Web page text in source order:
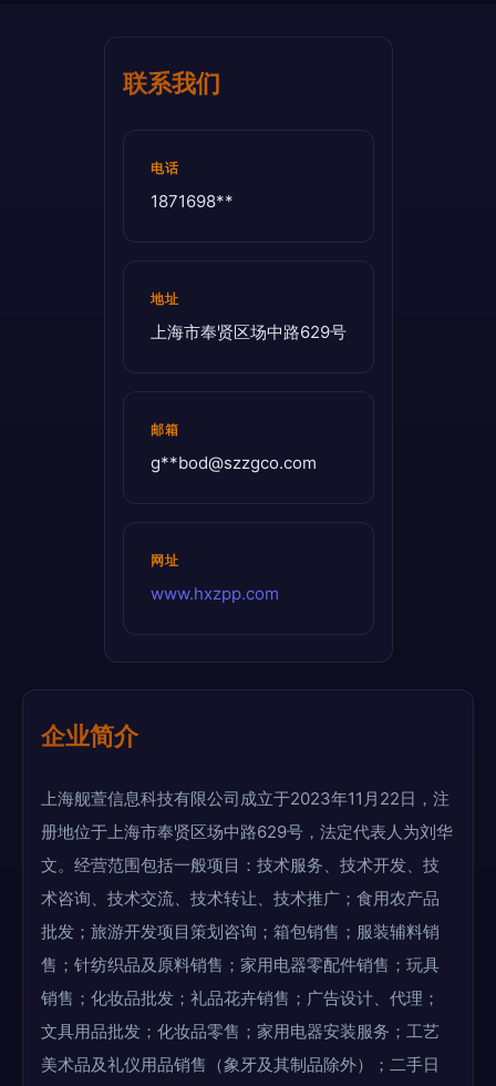
联系我们
电话
1871698**
地址
上海市奉贤区场中路629号
邮箱
g**bod@szzgco.com
网址
www.hxzpp.com
企业简介
上海舰萱信息科技有限公司成立于2023年11月22日，注
册地位于上海市奉贤区场中路629号，法定代表人为刘华
文。经营范围包括一般项目：技术服务、技术开发、技
术咨询、技术交流、技术转让、技术推广；食用农产品
批发；旅游开发项目策划咨询；箱包销售；服装辅料销
售；针纺织品及原料销售；家用电器零配件销售；玩具
销售；化妆品批发；礼品花卉销售；广告设计、代理；
文具用品批发；化妆品零售；家用电器安装服务；工艺
美术品及礼仪用品销售（象牙及其制品除外）；二手日